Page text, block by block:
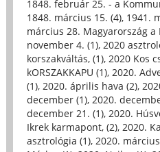
1848. február 25. - a
1848. március 15. (4), 1941.
március 28. Magyarország a
november 4. (1), 2020
korszakváltás, (1), 2020 Kos
kORSZAKKAPU (1), 2020.
(1), 2020. április hava (2),
december (1), 2020.
december 21. (1), 2020.
Ikrek karmapont, (2), 2020.
asztrológia (1), 2020.